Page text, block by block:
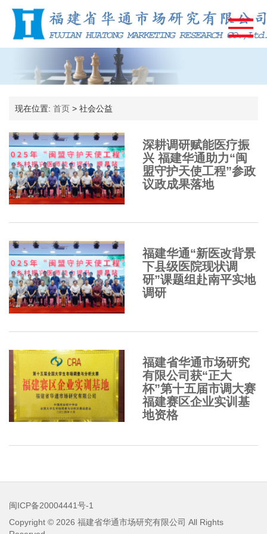
现在位置: 首页 > 社会公益
深耕调研赋能医疗振
兴 福建华通助力“闽
盟守护天使工程”参政
议政成果落地
福建华通“新医改背景
下县级医院现状调
研”课题组赴南平实地
调研
福建省华通市场研究
有限公司获“正大
杯”第十五届市调大赛
福建赛区企业实训基
地资格
闽ICP备20004441号-1
Copyright © 2026 福建省华通市场研究有限公司 All Rights